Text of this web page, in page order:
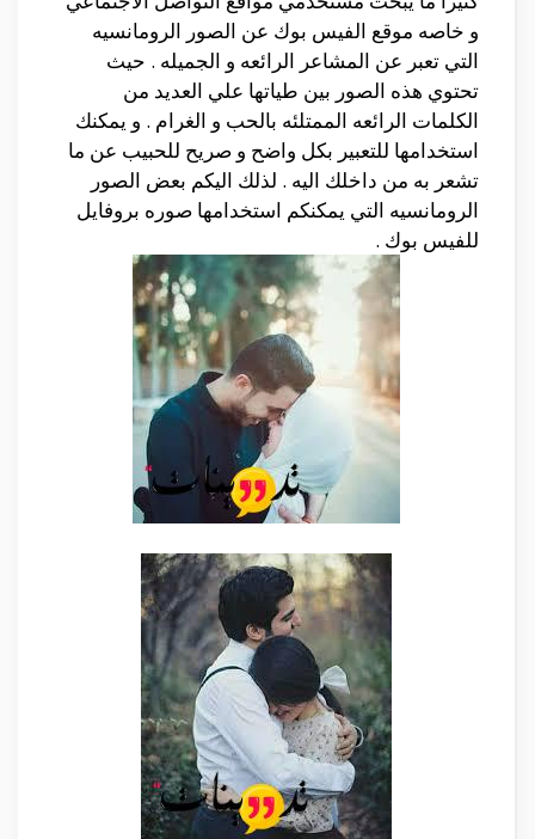
و خاصه موقع الفيس بوك عن الصور الرومانسيه
التي تعبر عن المشاعر الرائعه و الجميله . حيث
تحتوي هذه الصور بين طياتها علي العديد من
الكلمات الرائعه الممتلئه بالحب و الغرام . و يمكنك
استخدامها للتعبير بكل واضح و صريح للحبيب عن ما
تشعر به من داخلك اليه . لذلك اليكم بعض الصور
الرومانسيه التي يمكنكم استخدامها صوره بروفايل
للفيس بوك .